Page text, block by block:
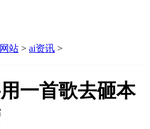
站 > ai资讯 >
一首歌去砸本